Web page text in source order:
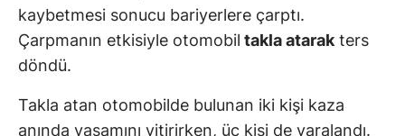
kaybetmesi sonucu bariyerlere çarptı.
Çarpmanın etkisiyle otomobil takla atarak ters
döndü.
Takla atan otomobilde bulunan iki kişi kaza
anında yaşamını yitirirken, üç kişi de yaralandı.